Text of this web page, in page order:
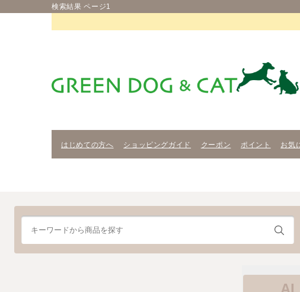
検索結果 ページ1
はじめての方へ ショッピングガイド クーポン ポイント お気